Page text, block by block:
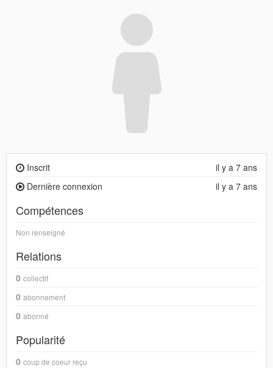
il y a 7 ans
Inscrit
il y a 7 ans
Dernière connexion
Compétences
Non renseigné
Relations
0 collectif
0 abonnement
0 abonné
Popularité
0 coup de coeur reçu